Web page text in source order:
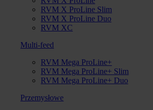
RVM X ProLine Slim
RVM X ProLine Duo
RVM XC
Multi-feed
RVM Mega ProLine+
RVM Mega ProLine+ Slim
RVM Mega ProLine+ Duo
Przemysłowe